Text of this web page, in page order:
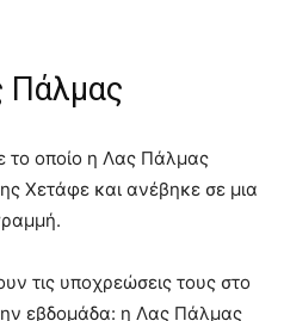
Πάλμας
το οποίο η Λας Πάλμας
Χετάφε και ανέβηκε σε μια
τις υποχρεώσεις τους στο
εβδομάδα: η Λας Πάλμας